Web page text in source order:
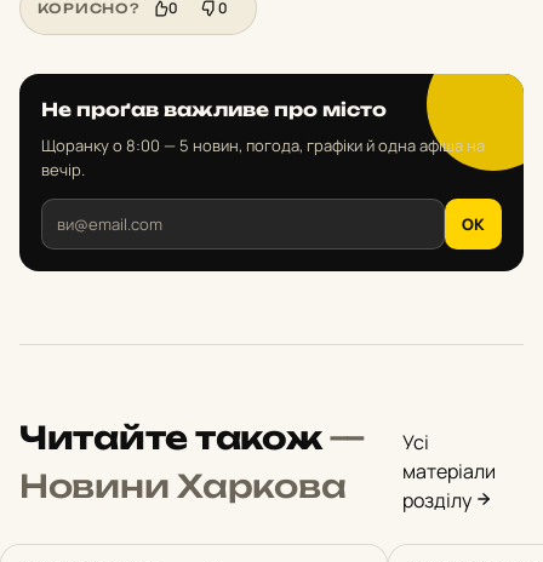
КОРИСНО? 0 0
Не проґав важливе про місто
Щоранку о 8:00 — 5 новин, погода, графіки й одна афіша на
вечір.
OK
Читайте також—
Новини Харкова
Усі
матеріали
розділу